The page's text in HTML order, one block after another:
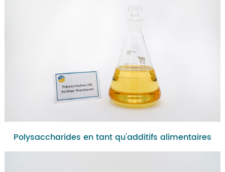
Polysaccharides en tant qu'additifs alimentaires